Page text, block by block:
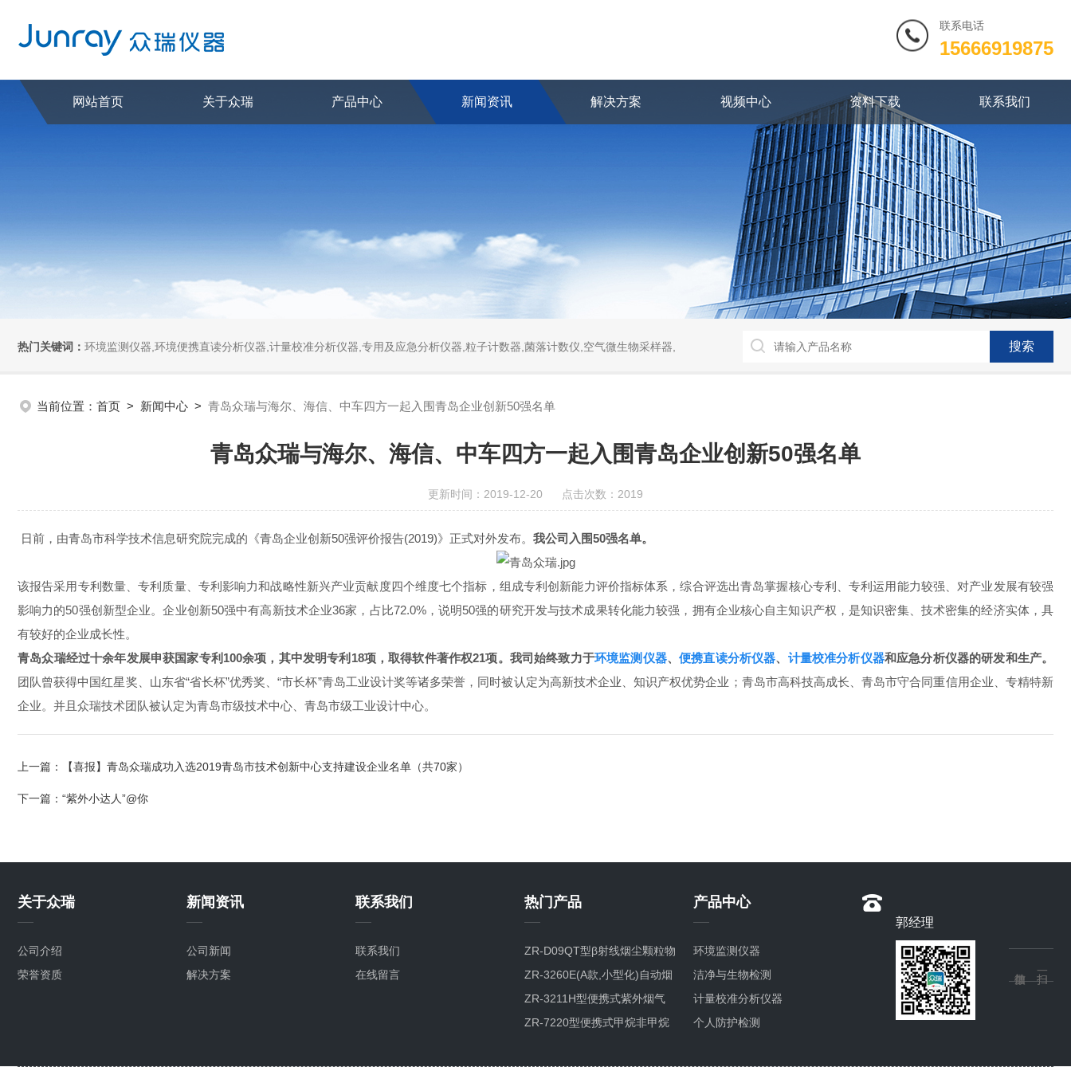
联系电话
15666919875
网站首页 关于众瑞 产品中心 新闻资讯 解决方案 视频中心 资料下载 联系我们
热门关键词： 环境监测仪器,环境便携直读分析仪器,计量校准分析仪器,专用及应急分析仪器,粒子计数器,菌落计数仪,空气微生物采样器,
当前位置： 首页 > 新闻中心 > 青岛众瑞与海尔、海信、中车四方一起入围青岛企业创新50强名单
青岛众瑞与海尔、海信、中车四方一起入围青岛企业创新50强名单
更新时间：2019-12-20 点击次数：2019
日前，由青岛市科学技术信息研究院完成的《青岛企业创新50强评价报告(2019)》正式对外发布。 我公司入围50强名单。
该报告采用专利数量、专利质量、专利影响力和战略性新兴产业贡献度四个维度七个指标，组成专利创新能力评价指标体系，综合评选出青岛掌握核心专利、专利运用能力较强、对产业发展有较强
影响力的50强创新型企业。企业创新50强中有高新技术企业36家，占比72.0%，说明50强的研究开发与技术成果转化能力较强，拥有企业核心自主知识产权，是知识密集、技术密集的经济实体，具
有较好的企业成长性。
青岛众瑞经过十余年发展申获国家专利100余项，其中发明专利18项，取得软件著作权21项。 我司始终致力于环境监测仪器、便携直读分析仪器、 计量校准分析仪器和应急分析仪器的研发和生产。
团队曾获得中国红星奖、山东省“省长杯”优秀奖、“市长杯”青岛工业设计奖等诸多荣誉，同时被认定为高新技术企业、知识产权优势企业；青岛市高科技高成长、青岛市守合同重信用企业、专精特新
企业。并且众瑞技术团队被认定为青岛市级技术中心、青岛市级工业设计中心。
上一篇： 【喜报】青岛众瑞成功入选2019青岛市技术创新中心支持建设企业名单（共70家）
下一篇： “紫外小达人”@你
关于众瑞
公司介绍
荣誉资质
新闻资讯
公司新闻
解决方案
联系我们
联系我们
在线留言
热门产品
ZR-D09QT型β射线烟尘颗粒物
检测仪
ZR-3260E(A款,小型化)自动烟
尘烟气测试仪
ZR-3211H型便携式紫外烟气
综合分析仪
ZR-7220型便携式甲烷非甲烷
产品中心
环境监测仪器
洁净与生物检测
计量校准分析仪器
个人防护检测
郭经理